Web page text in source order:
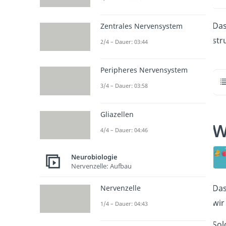
Zentrales Nervensystem
2/4 – Dauer: 03:44
Peripheres Nervensystem
3/4 – Dauer: 03:58
Gliazellen
4/4 – Dauer: 04:46
Neurobiologie
Nervenzelle: Aufbau
Nervenzelle
1/4 – Dauer: 04:43